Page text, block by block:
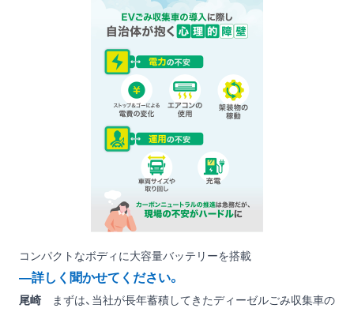
コンパクトなボディに大容量バッテリーを搭載
―詳しく聞かせてください。
尾崎 まずは、当社が長年蓄積してきたディーゼルごみ収集車の